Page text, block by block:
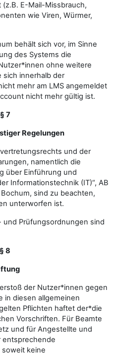
E-Mail-Missbrauch,
wie Viren, Würmer,
behält sich vor, im Sinne
des Systems die
ohne weitere
sich innerhalb der
mehr am LMS angemeldet
nicht mehr gültig ist.
§ 7
Regelungen
und der
namentlich die
über Einführung und
Informationstechnik (IT)“, AB
sind zu beachten,
unterworfen ist.
und Prüfungsordnungen sind
§ 8
der Nutzer*innen gegen
in diesen allgemeinen
Pflichten haftet der*die
Vorschriften. Für Beamte
und für Angestellte und
entsprechende
soweit keine